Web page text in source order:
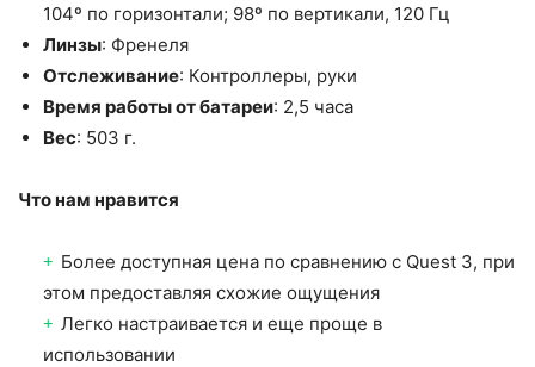
104º по горизонтали; 98º по вертикали, 120 Гц
Линзы: Френеля
Отслеживание: Контроллеры, руки
Время работы от батареи: 2,5 часа
Вес: 503 г.
Что нам нравится
Более доступная цена по сравнению с Quest 3, при
этом предоставляя схожие ощущения
Легко настраивается и еще проще в
использовании